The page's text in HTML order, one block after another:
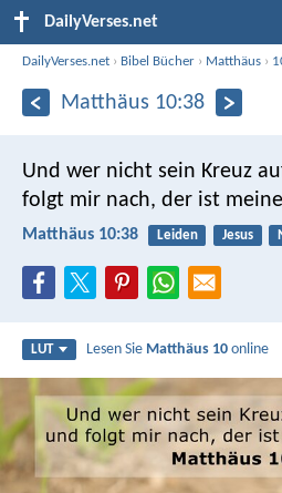
DailyVerses.net
DailyVerses.net › Bibel Bücher › Matthäus ›
Matthäus 10:38
Und wer nicht sein Kreuz
folgt mir nach, der ist
Matthäus 10:38 Leiden Jesus
LUT Lesen Sie Matthäus 10 online